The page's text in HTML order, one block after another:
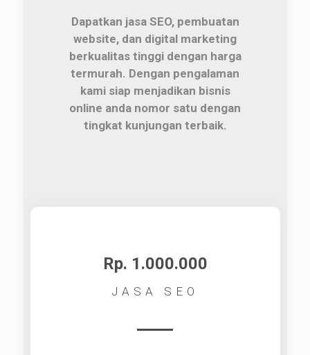
Dapatkan jasa SEO, pembuatan
website, dan digital marketing
berkualitas tinggi dengan harga
termurah. Dengan pengalaman
kami siap menjadikan bisnis
online anda nomor satu dengan
tingkat kunjungan terbaik.
Rp. 1.000.000
JASA SEO